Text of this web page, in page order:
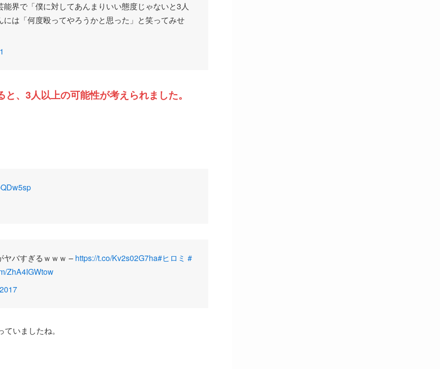
界で「僕に対してあんまりいい態度じゃないと3人
は「何度殴ってやろうかと思った」と笑ってみせ
、3人以上の可能性が考えられました。
ヤバすぎるｗｗｗ – https://t.co/Kv2s02G7ha#ヒロミ #
ZhA4IGWtow
いましたね。